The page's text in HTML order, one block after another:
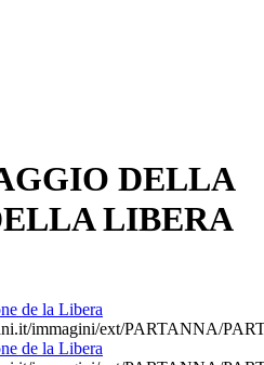
DELLA
LIBERA
immagini/ext/PARTANNA/